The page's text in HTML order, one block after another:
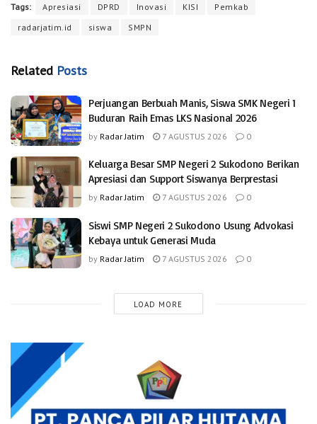
Tags: Apresiasi DPRD Inovasi KISI
Pemkab
radarjatim.id
siswa SMPN
Related Posts
Perjuangan Berbuah Manis, Siswa SMK Negeri 1
Buduran Raih Emas LKS Nasional 2026
by Radar Jatim 7 AGUSTUS 2026 0
Keluarga Besar SMP Negeri 2 Sukodono Berikan
Apresiasi dan Support Siswanya Berprestasi
by Radar Jatim 7 AGUSTUS 2026 0
Siswi SMP Negeri 2 Sukodono Usung Advokasi
Kebaya untuk Generasi Muda
by Radar Jatim 7 AGUSTUS 2026 0
LOAD MORE